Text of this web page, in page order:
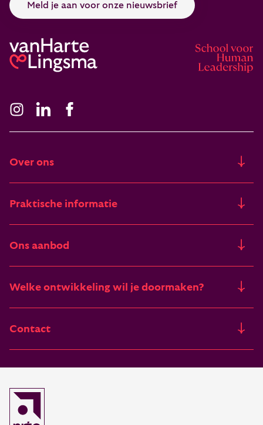
Meld je aan voor onze nieuwsbrief
Over ons
Artikelen & verhalen
Praktische informatie
Begrippenlijst
Ons aanbod
Incompany
Communicatietraining
Coaching training
Welke ontwikkeling wil je doormaken?
Coachen, adviseren en veranderen
Contact
088 55 60 300
Opleidingsadvies